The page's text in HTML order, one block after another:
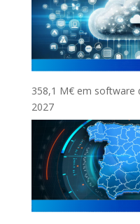
358,1 M€ em software
2027